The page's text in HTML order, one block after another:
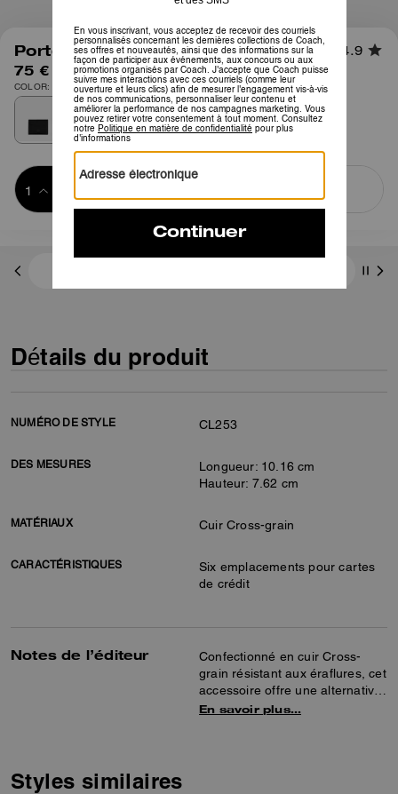
1/2
Porte-cartes 4.9
75 €
COLOR: Noir
panier
Détails du produit
NUMÉRO DE STYLE CL253
DES MESURES
Longueur: 10.16 cm
Hauteur: 7.62 cm
MATÉRIAUX Cuir Cross-grain
CARACTÉRISTIQUES
Six emplacements pour cartes
de crédit
Notes de l’éditeur
Confectionné en cuir Cross-
grain résistant aux éraflures, cet
accessoire offre une alternative
minimaliste au portefeuille. Doté
En savoir plus…
Styles similaires